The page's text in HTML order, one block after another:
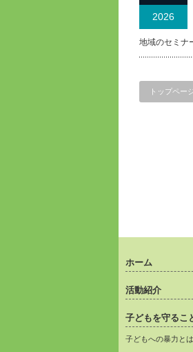
2026
地域のセミナ
トップペー
ホーム
活動紹介
子どもを守るこ
子どもへの暴力と